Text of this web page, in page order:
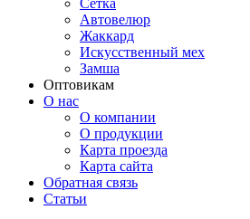
Сетка
Автовелюр
Жаккард
Искусственный мех
Замша
Оптовикам
О нас
О компании
О продукции
Карта проезда
Карта сайта
Обратная связь
Статьи